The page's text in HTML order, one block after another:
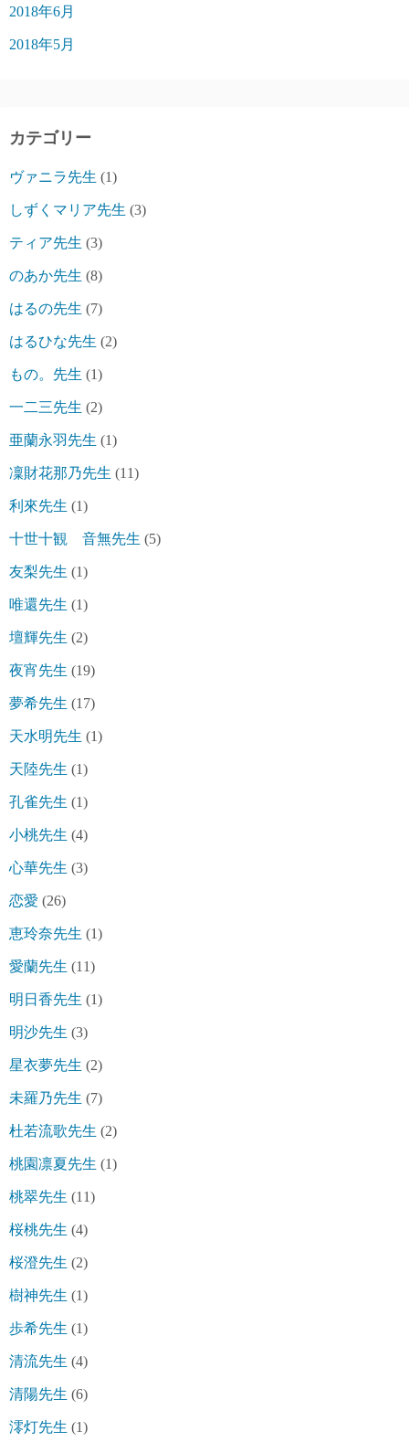
2018年6月
2018年5月
カテゴリー
ヴァニラ先生 (1)
しずくマリア先生 (3)
ティア先生 (3)
のあか先生 (8)
はるの先生 (7)
はるひな先生 (2)
もの。先生 (1)
一二三先生 (2)
亜蘭永羽先生 (1)
凜財花那乃先生 (11)
利來先生 (1)
十世十観 音無先生 (5)
友梨先生 (1)
唯還先生 (1)
壇輝先生 (2)
夜宵先生 (19)
夢希先生 (17)
天水明先生 (1)
天陸先生 (1)
孔雀先生 (1)
小桃先生 (4)
心華先生 (3)
恋愛 (26)
恵玲奈先生 (1)
愛蘭先生 (11)
明日香先生 (1)
明沙先生 (3)
星衣夢先生 (2)
未羅乃先生 (7)
杜若流歌先生 (2)
桃園凛夏先生 (1)
桃翠先生 (11)
桜桃先生 (4)
桜澄先生 (2)
樹神先生 (1)
歩希先生 (1)
清流先生 (4)
清陽先生 (6)
澪灯先生 (1)